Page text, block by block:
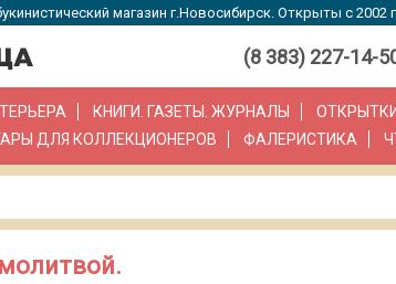
магазин г.Новосибирск. Открыты с
(8 383) 227-14-
КНИГИ. ГАЗЕТЫ. ЖУРНАЛЫ ОТКРЫТКИ
ДЛЯ КОЛЛЕКЦИОНЕРОВ
ФАЛЕРИСТИКА